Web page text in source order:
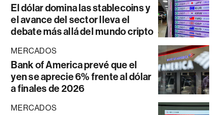
El dólar domina las stablecoins y
el avance del sector lleva el
debate más allá del mundo cripto
MERCADOS
Bank of America prevé que el
yen se aprecie 6% frente al dólar
a finales de 2026
MERCADOS